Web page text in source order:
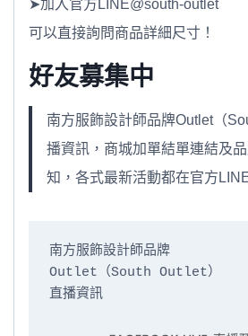
➤加入官方LINE@south-outlet
可以直接詢問商品詳細尺寸！
好友募集中
南方服飾設計師品牌Outlet（
播資訊，商城加單結單連結及
知，各式最新活動都在官方
南方服飾設計師品牌
Outlet（South Outlet）
直播資訊